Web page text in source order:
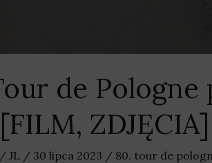
de
ZDJĘCIA]
/ JL / 30 lipca 2023 / 80. tour de